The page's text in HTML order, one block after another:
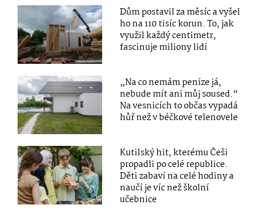
Dům postavil za měsíc a vyšel
ho na 110 tisíc korun. To, jak
využil každý centimetr,
fascinuje miliony lidí
„Na co nemám peníze já,
nebude mít ani můj soused.“
Na vesnicích to občas vypadá
hůř než v béčkové telenovele
Kutilský hit, kterému Češi
propadli po celé republice.
Děti zabaví na celé hodiny a
naučí je víc než školní
učebnice